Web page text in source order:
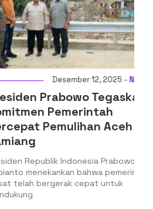
Desember 12, 2025 -Nasional
Prabowo Tegaskan
Pemerintah
Pemulihan Aceh
Indonesia Prabowo
bahwa pemerintah
bergerak cepat untuk